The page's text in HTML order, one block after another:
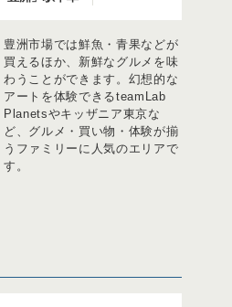
豊洲市場では鮮魚・青果などが
買えるほか、​新鮮なグルメを味
わうことができます。幻想的な
アートを体験できるteamLab
Planetsやキッザニア東京な
ど、グルメ・買い物・体験が揃
うファミリーに人気のエリアで
す。